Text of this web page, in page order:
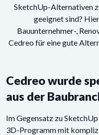
SketchUp-Alternativen
geeignet sind?
Bauunternehmer-,
Cedreo für eine gute
Cedreo wurde
aus der
Im Gegensatz zu
3D-Programm mit